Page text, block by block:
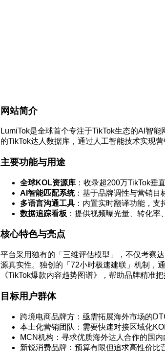
网站简介
LumiTok是全球首个专注于TikTok生态的AI智
的TikTok达人数据库，通过人工智能技术实现
主要功能与用途
全球KOL资源库 ：收录超200万TikTok垂
AI智能匹配系统：基于品牌调性与营销目
多语言沟通工具 ：内置实时翻译功能，
数据追踪看板 ：提供视频曝光量、转化
核心特色与亮点
平台采用独有的「三维评估模型」，不仅考察
源真实性。独创的「72小时极速建联」机制，
《TikTok爆款内容趋势图谱》，帮助品牌精准把
目标用户群体
跨境电商品牌方：亟需拓展海外市场的
本土化营销团队：需要快速对接区域化
MCN机构：寻求优质海外达人合作的国
新锐消费品牌：预算有限但追求高性价比